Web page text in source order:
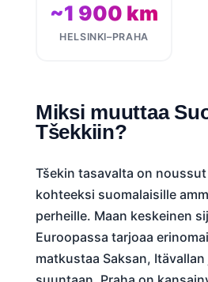
~1 900 km
HELSINKI–PRAHA
Miksi muuttaa
Tšekkiin?
Tšekin tasavalta on
kohteeksi suomalaisille
perheille. Maan keskeinen
Euroopassa tarjoaa
matkustaa Saksan, Itävallan